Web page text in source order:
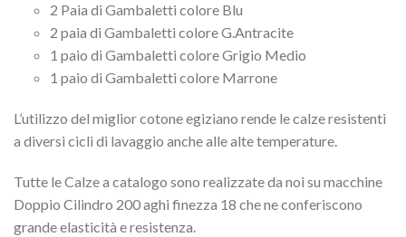
2 Paia di Gambaletti colore Blu
2 paia di Gambaletti colore G.Antracite
1 paio di Gambaletti colore Grigio Medio
1 paio di Gambaletti colore Marrone
L’utilizzo del miglior cotone egiziano rende le calze resistenti
a diversi cicli di lavaggio anche alle alte temperature.
Tutte le Calze a catalogo sono realizzate da noi su macchine
Doppio Cilindro 200 aghi finezza 18 che ne conferiscono
grande elasticità e resistenza.